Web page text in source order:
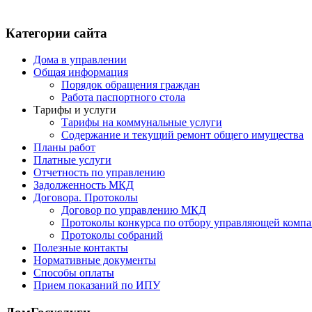
Категории сайта
Дома в управлении
Общая информация
Порядок обращения граждан
Работа паспортного стола
Тарифы и услуги
Тарифы на коммунальные услуги
Содержание и текущий ремонт общего имущества
Планы работ
Платные услуги
Отчетность по управлению
Задолженность МКД
Договора. Протоколы
Договор по управлению МКД
Протоколы конкурса по отбору управляющей
Протоколы собраний
Полезные контакты
Нормативные документы
Способы оплаты
Прием показаний по ИПУ